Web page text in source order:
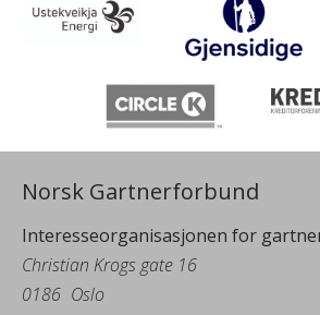
Norsk Gartnerforbund
Interesseorganisasjonen for
Christian Krogs gate 16
0186 Oslo